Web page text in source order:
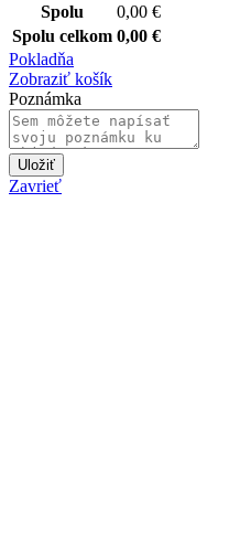
Spolu
0,00 €
Spolu celkom 0,00 €
Pokladňa
Zobraziť košík
Poznámka
Uložiť
Zavrieť